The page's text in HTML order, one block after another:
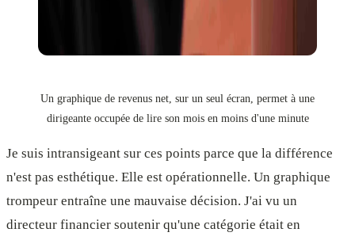
Un graphique de revenus net, sur un seul écran, permet à une
dirigeante occupée de lire son mois en moins d'une minute
Je suis intransigeant sur ces points parce que la différence
n'est pas esthétique. Elle est opérationnelle. Un graphique
trompeur entraîne une mauvaise décision. J'ai vu un
directeur financier soutenir qu'une catégorie était en